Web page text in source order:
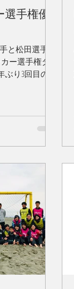
選手権優
と松田選手が
ー選手権タ
ぶり3回目の優